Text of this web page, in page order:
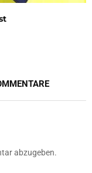
abzugeben.